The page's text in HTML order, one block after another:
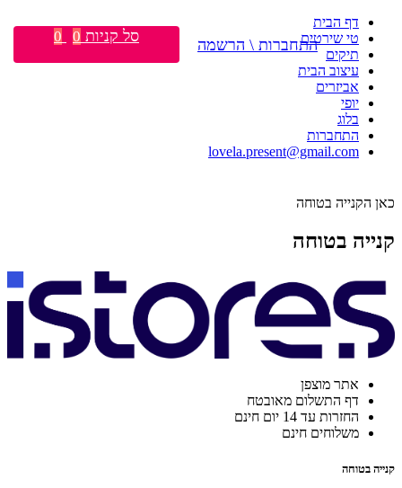
דף הבית
טי שירטים
תיקים
עיצוב הבית
אביזרים
יופי
בלוג
התחברות
lovela.present@gmail.com
כאן הקנייה בטוחה
קנייה בטוחה
אתר מוצפן
דף התשלום מאובטח
החזרות עד 14 יום חינם
משלוחים חינם
קנייה בטוחה
התחברות \ הרשמה סל קניות 0
0